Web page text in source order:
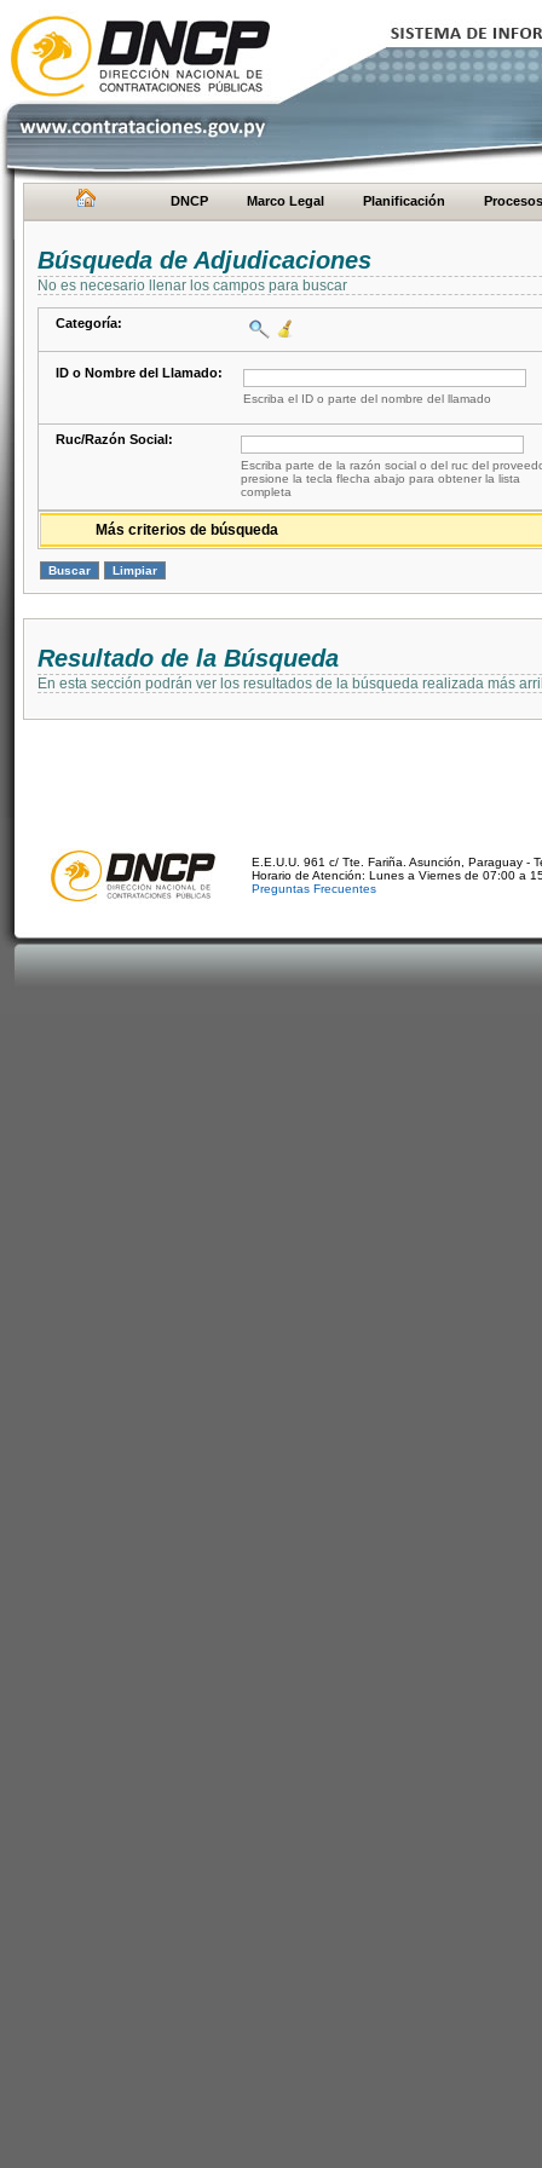
DNCP Marco Legal Planificación Procesos
Búsqueda de Adjudicaciones
No es necesario llenar los campos para buscar
Categoría:
ID o Nombre del Llamado:
Escriba el ID o parte del nombre del llamado
Ruc/Razón Social:
Escriba parte de la razón social o del ruc del
presione la tecla flecha abajo para obtener la lista
completa
Más criterios de búsqueda
Resultado de la Búsqueda
En esta sección podrán ver los resultados de la búsqueda realizada más
E.E.U.U. 961 c/ Tte. Fariña. Asunción, Paraguay -
Horario de Atención: Lunes a Viernes de 07:00 a
Preguntas Frecuentes